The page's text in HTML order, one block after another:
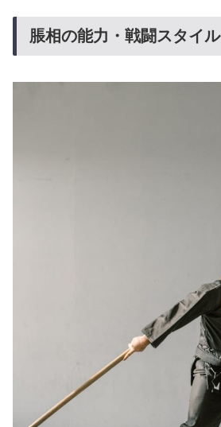
脹相の能力・戦闘スタイル